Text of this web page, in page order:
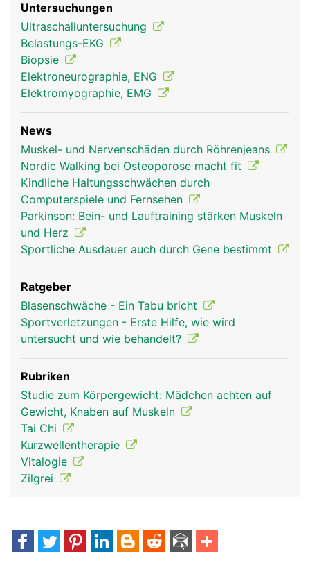
Untersuchungen
Ultraschalluntersuchung
Belastungs-EKG
Biopsie
Elektroneurographie, ENG
Elektromyographie, EMG
News
Muskel- und Nervenschäden durch Röhrenjeans
Nordic Walking bei Osteoporose macht fit
Kindliche Haltungsschwächen durch
Computerspiele und Fernsehen
Parkinson: Bein- und Lauftraining stärken Muskeln
und Herz
Sportliche Ausdauer auch durch Gene bestimmt
Ratgeber
Blasenschwäche - Ein Tabu bricht
Sportverletzungen - Erste Hilfe, wie wird
untersucht und wie behandelt?
Rubriken
Studie zum Körpergewicht: Mädchen achten auf
Gewicht, Knaben auf Muskeln
Tai Chi
Kurzwellentherapie
Vitalogie
Zilgrei